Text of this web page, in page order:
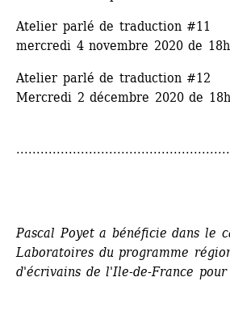
Atelier parlé de traduction #11
mercredi 4 novembre 2020 de
Atelier parlé de traduction #12
Mercredi 2 décembre 2020 de
Pascal Poyet a bénéficie dans le
Laboratoires du programme
d'écrivains de l'Ile-de-France